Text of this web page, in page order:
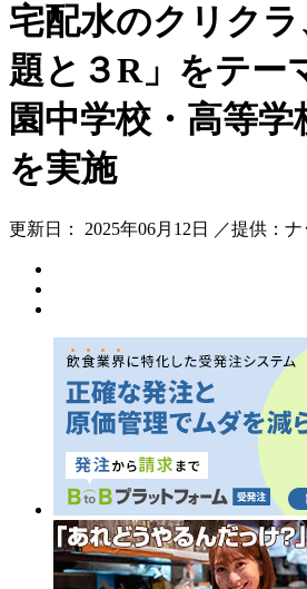
宅配水のクリクラ
題と３R」をテー
園中学校・高等
を実施
更新日： 2025年06月12日 ／提供：ナ